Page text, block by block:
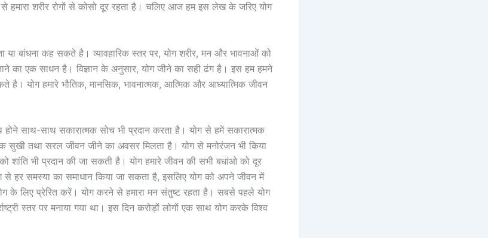
हमारा शरीर रोगों से कोसो दूर रहता है। चलिए आज हम इस लेख के जरिए योग
या बांधना कह सकते है। व्यावहारिक स्तर पर, योग शरीर, मन और भावनाओं को
का एक साधन है। विज्ञान के अनुसार, योग जीने का सही ढंग है। इस हम हमने
है। योग हमारे भौतिक, मानसिक, भावनात्मक, आत्मिक और आध्यात्मिक जीवन
होने साथ-साथ सकारात्मक सोच भी प्रदान करता है। योग से हमें सकारात्मक
सुखी तथा सरल जीवन जीने का अवसर मिलता है। योग से मनोरंजन भी किया
शांति भी प्रदान की जा सकती है। योग हमारे जीवन की सभी बधांओ को दूर
हर समस्या का समाधान किया जा सकता है, इसलिए योग को अपने जीवन में
के लिए प्रेरित करें। योग करने से हमारा मन संतुष्ट रहता है। सबसे पहले योग
स्तर पर मनाया गया था। इस दिन करोड़ों लोगों एक साथ योग करके विश्व